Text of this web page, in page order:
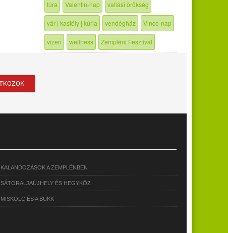
túra Valentin-nap vallási örökség
vár | kastély | kúria vendégház Vince-nap
vízen wellness Zempléni Fesztivál
KALANDOZÁSOK A ZEMPLÉNBEN
SÁTORALJAÚJHELY ÉS HEGYKÖZ
MISKOLC ÉS A BÜKK